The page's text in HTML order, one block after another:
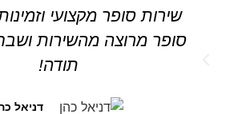
שירות סופר מקצועי
סופר מרוצה מהשירות
תודה!
דניאל